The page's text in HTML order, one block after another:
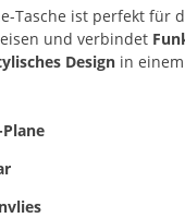
Tasche ist perfekt für
und verbindet
Design in